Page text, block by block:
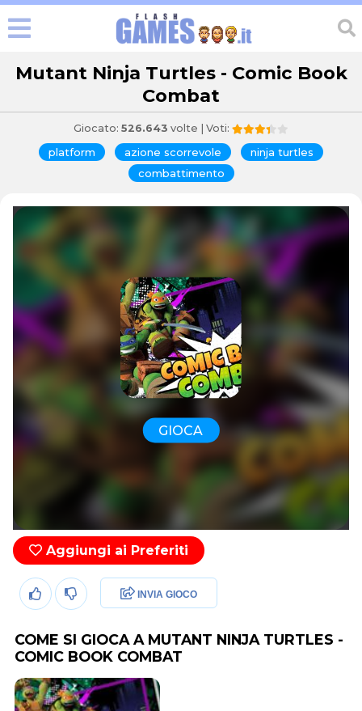
Mutant Ninja Turtles - Comic Book
Combat
Giocato: 526.643 volte | Voti:
platform azione scorrevole
ninja turtles
combattimento
GIOCA
Aggiungi ai Preferiti
INVIA GIOCO
COME SI GIOCA A MUTANT NINJA TURTLES -
COMIC BOOK COMBAT